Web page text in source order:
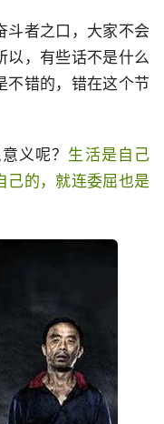
斗者之口，大家不会
以，有些话不是什么
不错的，错在这个节
义呢？ 生活是自己
己的，就连委屈也是